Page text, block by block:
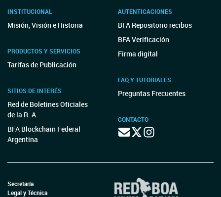
INSTITUCIONAL
Misión, Visión e Historia
PRODUCTOS Y SERVICIOS
Tarifas de Publicación
SITIOS DE INTERÉS
Red de Boletines Oficiales
de la R. A.
BFA Blockchain Federal
Argentina
AUTENTICACIONES
BFA Repositorio recibos
BFA Verificación
Firma digital
FAQ Y TUTORIALES
Preguntas Frecuentes
CONTACTO
Secretaría
Legal y Técnica